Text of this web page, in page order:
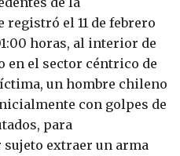
el 11 de febrero
horas, al interior de
en el sector céntrico de
un hombre chileno
con golpes de
para
extraer un arma